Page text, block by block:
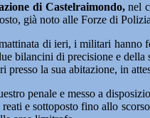
di Castelraimondo,nel
già noto alle Forze di
di ieri, i militari hanno
bilancini di precisione e
presso la sua abitazione, in
penale e messo a
e sottoposto fino allo